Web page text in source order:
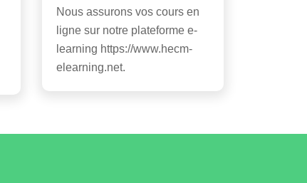
Nous assurons vos cours en
ligne sur notre plateforme e-
learning https://www.hecm-
elearning.net.